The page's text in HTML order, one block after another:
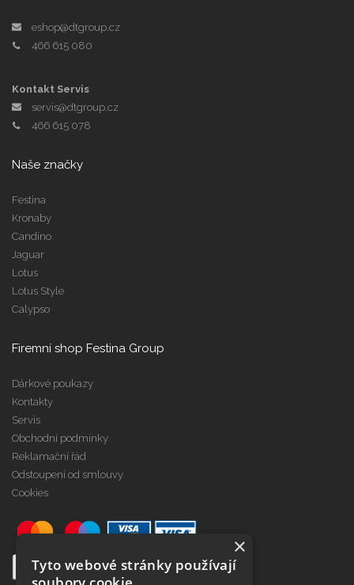
eshop@dtgroup.cz
466 615 080
Kontakt Servis
servis@dtgroup.cz
466 615 078
Naše značky
Festina
Kronaby
Candino
Jaguar
Lotus
Lotus Style
Calypso
Firemní shop Festina Group
Dárkové poukazy
Kontakty
Servis
Obchodní podmínky
Reklamační řád
Odstoupení od smlouvy
Cookies
×
Tyto webové stránky používají